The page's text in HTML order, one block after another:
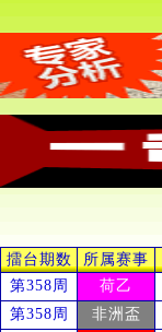
擂台期数 所属赛事
第358周
荷乙
第358周
非洲盃